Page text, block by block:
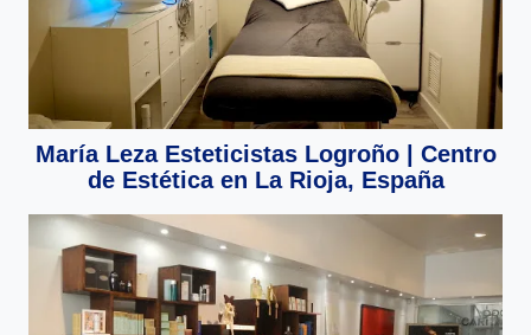
María Leza Esteticistas Logroño | Centro
de Estética en La Rioja, España